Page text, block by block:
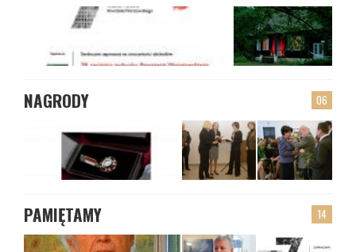
06
NAGRODY
14
PAMIĘTAMY